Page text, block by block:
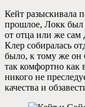
Кейт разыскивала
прошлое, Локк был
от отца или же сам
Клер собиралась
было, к тому же он
так комфортно как
никого не
качества и